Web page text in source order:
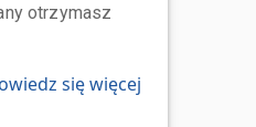
otrzymasz
się więcej